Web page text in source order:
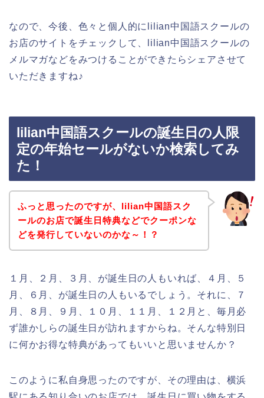
なので、今後、色々と個人的にlilian中国語スクールの
お店のサイトをチェックして、lilian中国語スクールの
メルマガなどをみつけることができたらシェアさせて
いただきますね♪
lilian中国語スクールの誕生日の人限
定の年始セールがないか検索してみ
た！
ふっと思ったのですが、lilian中国語スク
ールのお店で誕生日特典などでクーポンな
どを発行していないのかな～！？
１月、２月、３月、が誕生日の人もいれば、４月、５
月、６月、が誕生日の人もいるでしょう。それに、７
月、８月、９月、１０月、１１月、１２月と、毎月必
ず誰かしらの誕生日が訪れますからね。そんな特別日
に何かお得な特典があってもいいと思いませんか？
このように私自身思ったのですが、その理由は、横浜